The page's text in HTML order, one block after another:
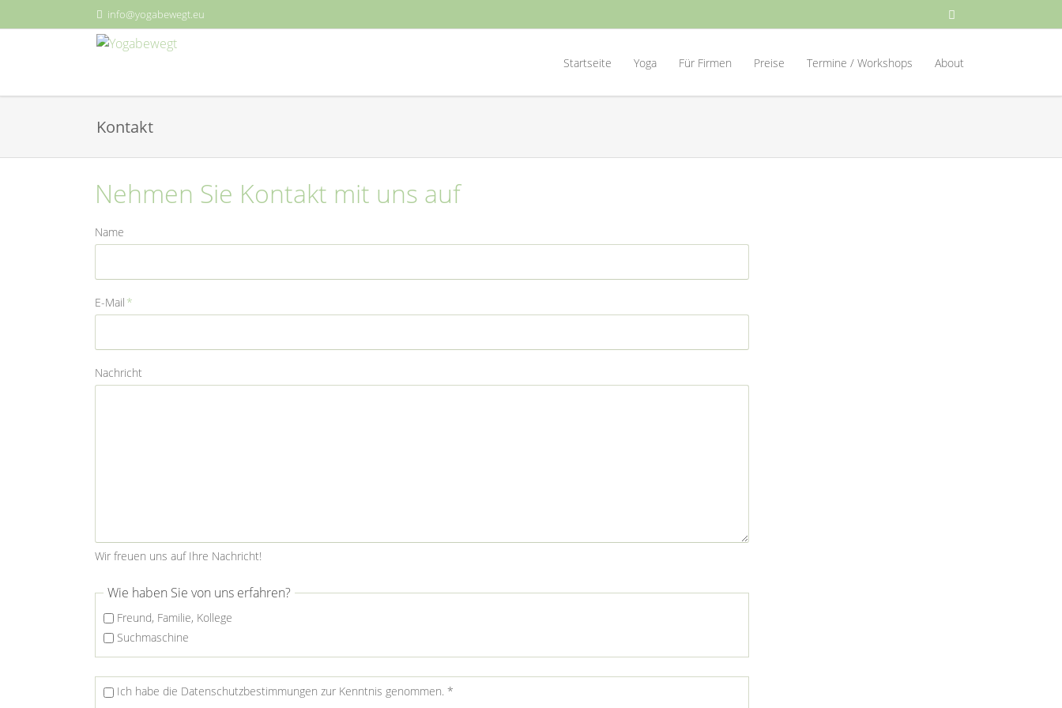
info@yogabewegt.eu
Startseite Yoga Für Firmen Preise Termine / Workshops About
Kontakt
Nehmen Sie Kontakt mit uns auf
Name
Pflichtfeld
E-Mail *
Nachricht
Wir freuen uns auf Ihre Nachricht!
Wie haben Sie von uns erfahren?
Freund, Familie, Kollege
Suchmaschine
Ich habe die Datenschutzbestimmungen zur Kenntnis genommen. *